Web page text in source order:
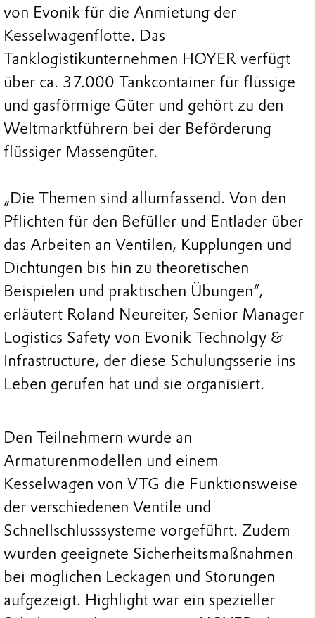
von Evonik für die Anmietung der
Kesselwagenflotte. Das
Tanklogistikunternehmen HOYER verfügt
über ca. 37.000 Tankcontainer für flüssige
und gasförmige Güter und gehört zu den
Weltmarktführern bei der Beförderung
flüssiger Massengüter.
„Die Themen sind allumfassend. Von den
Pflichten für den Befüller und Entlader über
das Arbeiten an Ventilen, Kupplungen und
Dichtungen bis hin zu theoretischen
Beispielen und praktischen Übungen“,
erläutert Roland Neureiter, Senior Manager
Logistics Safety von Evonik Technolgy &
Infrastructure, der diese Schulungsserie ins
Leben gerufen hat und sie organisiert.
Den Teilnehmern wurde an
Armaturenmodellen und einem
Kesselwagen von VTG die Funktionsweise
der verschiedenen Ventile und
Schnellschlusssysteme vorgeführt. Zudem
wurden geeignete Sicherheitsmaßnahmen
bei möglichen Leckagen und Störungen
aufgezeigt. Highlight war ein spezieller